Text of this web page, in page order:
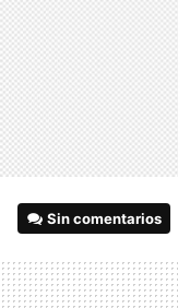
Sin comentarios